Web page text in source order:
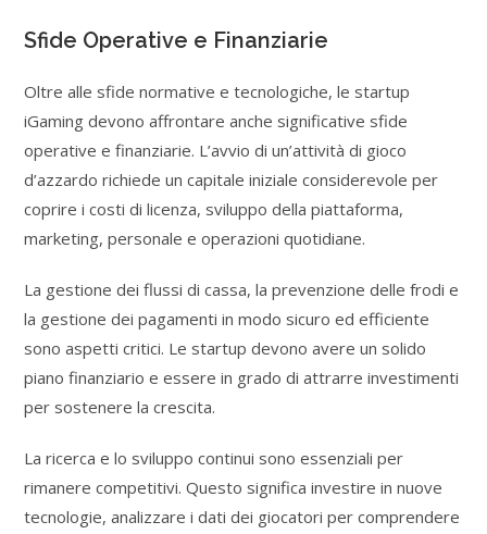
Sfide Operative e Finanziarie
Oltre alle sfide normative e tecnologiche, le startup
iGaming devono affrontare anche significative sfide
operative e finanziarie. L’avvio di un’attività di gioco
d’azzardo richiede un capitale iniziale considerevole per
coprire i costi di licenza, sviluppo della piattaforma,
marketing, personale e operazioni quotidiane.
La gestione dei flussi di cassa, la prevenzione delle frodi e
la gestione dei pagamenti in modo sicuro ed efficiente
sono aspetti critici. Le startup devono avere un solido
piano finanziario e essere in grado di attrarre investimenti
per sostenere la crescita.
La ricerca e lo sviluppo continui sono essenziali per
rimanere competitivi. Questo significa investire in nuove
tecnologie, analizzare i dati dei giocatori per comprendere